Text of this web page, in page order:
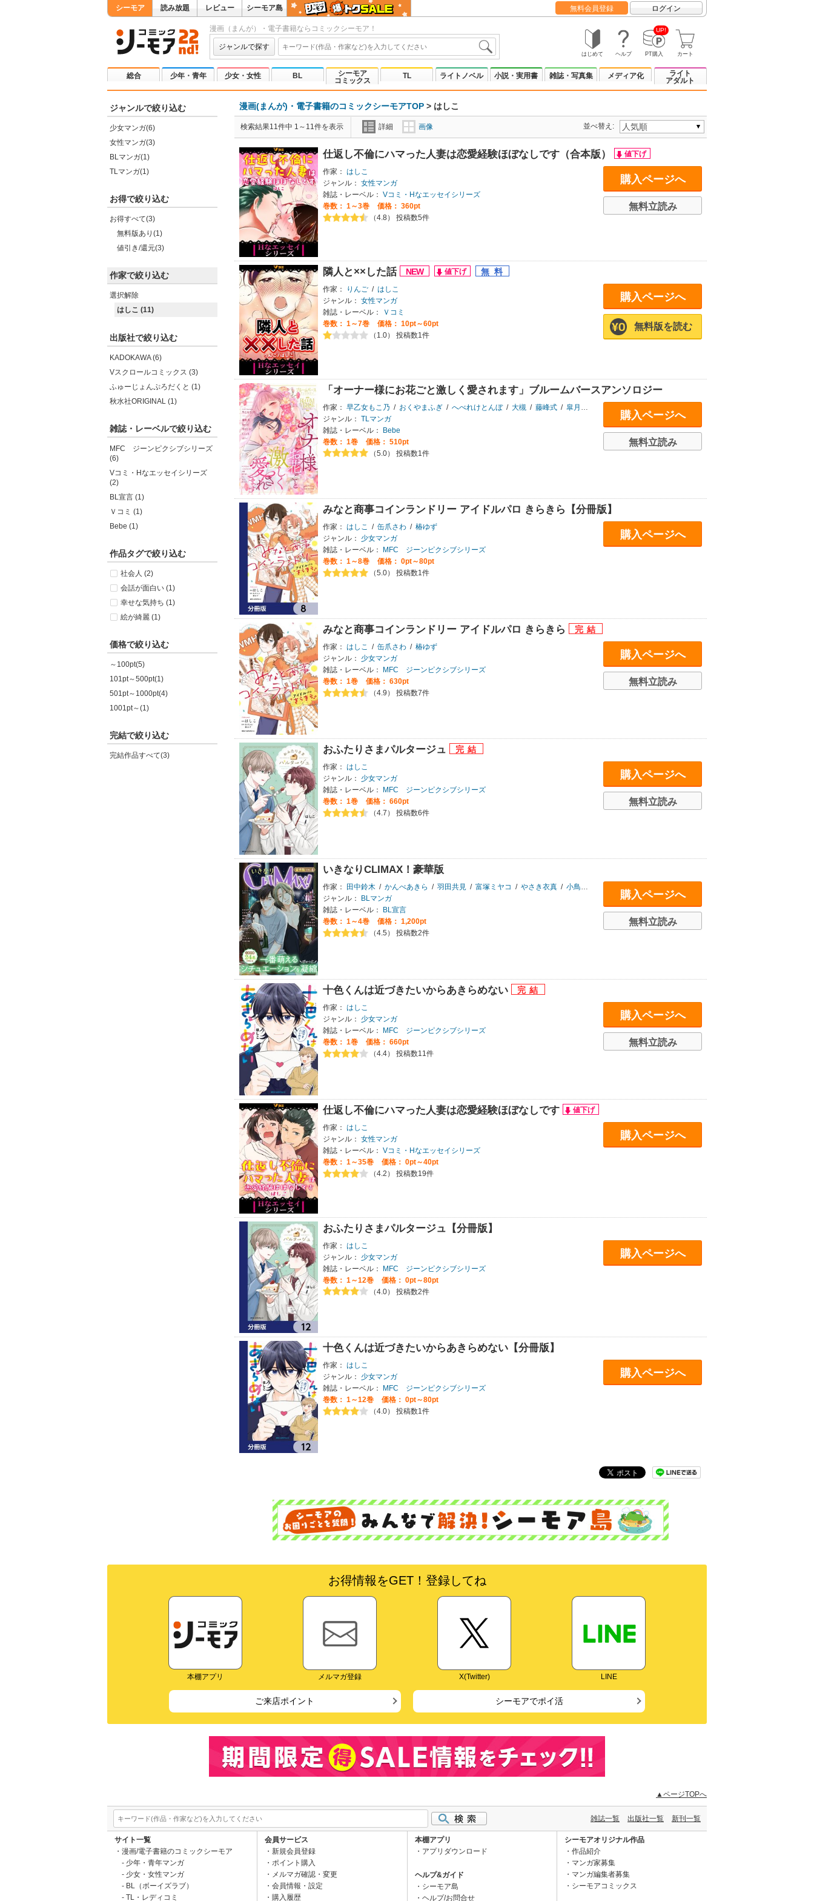
シーモア 読み放題 レビュー シーモア島 無料会員登録 ログイン
漫画（まんが）・電子書籍ならコミックシーモア！
ジャンルで探す
はじめて ヘルプ
UP!
PT購入 カート
総合 少年・青年 少女・女性 BL
シーモア
コミックス
TL ライトノベル 小説・実用書 雑誌・写真集 メディア化
ライト
アダルト
ジャンルで絞り込む
少女マンガ(6)
女性マンガ(3)
BLマンガ(1)
TLマンガ(1)
お得で絞り込む
お得すべて(3)
無料版あり(1)
値引き/還元(3)
作家で絞り込む
選択解除
はしこ (11)
出版社で絞り込む
KADOKAWA (6)
Vスクロールコミックス (3)
ふゅーじょんぷろだくと (1)
秋水社ORIGINAL (1)
雑誌・レーベルで絞り込む
MFC ジーンピクシブシリーズ
(6)
Vコミ・Hなエッセイシリーズ
(2)
BL宣言 (1)
Ｖコミ (1)
Bebe (1)
作品タグで絞り込む
社会人 (2)
会話が面白い (1)
幸せな気持ち (1)
絵が綺麗 (1)
価格で絞り込む
～100pt(5)
101pt～500pt(1)
501pt～1000pt(4)
1001pt～(1)
完結で絞り込む
完結作品すべて(3)
漫画(まんが)・電子書籍のコミックシーモアTOP > はしこ
検索結果11件中 1～11件を表示 詳細 画像 並べ替え:
仕返し不倫にハマった人妻は恋愛経験ほぼなしです（合本版）
作家： はしこ
ジャンル： 女性マンガ
雑誌・レーベル： Vコミ・Hなエッセイシリーズ
巻数： 1～3巻
価格： 360pt
（4.8） 投稿数5件
購入ページへ
無料立読み
隣人と××した話
作家： りんご / はしこ
ジャンル： 女性マンガ
雑誌・レーベル：
Ｖコミ
巻数： 1～7巻
価格： 10pt～60pt
（1.0） 投稿数1件
購入ページへ
無料版を読む
「オーナー様にお花ごと激しく愛されます」ブルームバースアンソロジー
作家： 早乙女もこ乃 / おくやまふぎ / へべれけとんぼ / 大槻 / 藤峰式 / 皐月 梁
ジャンル： TLマンガ
雑誌・レーベル：
Bebe
巻数： 1巻
価格： 510pt
（5.0） 投稿数1件
購入ページへ
無料立読み
みなと商事コインランドリー アイドルパロ きらきら【分冊版】
作家： はしこ / 缶爪さわ / 椿ゆず
ジャンル：
少女マンガ
雑誌・レーベル：
MFC ジーンピクシブシリーズ
巻数： 1～8巻
価格： 0pt～80pt
（5.0） 投稿数1件
購入ページへ
みなと商事コインランドリー アイドルパロ きらきら
作家： はしこ / 缶爪さわ / 椿ゆず
ジャンル：
少女マンガ
雑誌・レーベル：
MFC ジーンピクシブシリーズ
巻数： 1巻
価格： 630pt
（4.9） 投稿数7件
購入ページへ
無料立読み
おふたりさまパルタージュ
作家： はしこ
ジャンル：
少女マンガ
雑誌・レーベル：
MFC ジーンピクシブシリーズ
巻数： 1巻
価格： 660pt
（4.7） 投稿数6件
購入ページへ
無料立読み
いきなりCLIMAX！豪華版
作家： 田中鈴木 / かんべあきら / 羽田共見 / 富塚ミヤコ / やさき衣真 / 小鳥晶 里西立樺 奥世さや
ジャンル：
BLマンガ
雑誌・レーベル：
BL宣言
巻数： 1～4巻
価格： 1,200pt
（4.5） 投稿数2件
購入ページへ
無料立読み
十色くんは近づきたいからあきらめない
作家： はしこ
ジャンル：
少女マンガ
雑誌・レーベル：
MFC ジーンピクシブシリーズ
巻数： 1巻
価格： 660pt
（4.4） 投稿数11件
購入ページへ
無料立読み
仕返し不倫にハマった人妻は恋愛経験ほぼなしです
作家： はしこ
ジャンル： 女性マンガ
雑誌・レーベル： Vコミ・Hなエッセイシリーズ
巻数： 1～35巻
価格： 0pt～40pt
（4.2） 投稿数19件
購入ページへ
おふたりさまパルタージュ【分冊版】
作家： はしこ
ジャンル：
少女マンガ
雑誌・レーベル：
MFC ジーンピクシブシリーズ
巻数： 1～12巻
価格： 0pt～80pt
（4.0） 投稿数2件
購入ページへ
十色くんは近づきたいからあきらめない【分冊版】
作家： はしこ
ジャンル：
少女マンガ
雑誌・レーベル：
MFC ジーンピクシブシリーズ
巻数： 1～12巻
価格： 0pt～80pt
（4.0） 投稿数1件
購入ページへ
お得情報をGET！登録してね
本棚アプリ メルマガ登録 X(Twitter) LINE
ご来店ポイント シーモアでポイ活
▲ページTOPへ
雑誌一覧 出版社一覧 新刊一覧
サイト一覧
漫画/電子書籍のコミックシーモア
少年・青年マンガ
少女・女性マンガ
BL（ボーイズラブ）
TL・レディコミ
会員サービス
新規会員登録
ポイント購入
メルマガ確認・変更
会員情報・設定
購入履歴
本棚アプリ
アプリダウンロード
ヘルプ&ガイド
シーモア島
ヘルプ/お問合せ
シーモアオリジナル作品
作品紹介
マンガ家募集
マンガ編集者募集
シーモアコミックス